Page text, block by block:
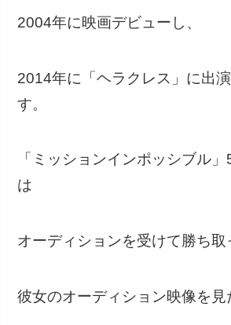
2004年に映画デビューし、
2014年に「ヘラクレス」に出
す。
「ミッションインポッシブル
は
オーディションを受けて勝ち取
彼女のオーディション映像を見